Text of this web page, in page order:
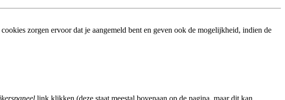
zorgen ervoor dat je aangemeld bent en geven ook de mogelijkheid, indien de